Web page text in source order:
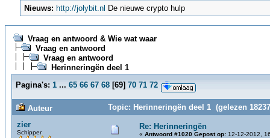
Nieuws: http://jolybit.nl De nieuwe crypto hulp
Vraag en antwoord & Wie wat waar
Vraag en antwoord
Vraag en antwoord
Herinneringën deel 1
Pagina's: 1 ... 65 66 67 68 [69] 70 71 72
Auteur
Topic: Herinneringën deel 1 (gelezen
zier
Schipper
Re: Herinneringën
« Antwoord #1020 Gepost op: 12-12-2012,